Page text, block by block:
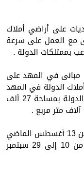
على أراضي أملاك
مع العمل على سرعة
بممتلكات الدولة .
المحلية بجهود كل من محافظة جنوب سيناء في إزالة 281 حالة مبانى في المهد على
البحيرة بإزالة 159 حالة مبانى على أملاك الدولة في المهد
على مساحة 22 ألف متر ، والبحر الأحمر بإزالة 175 حالة مبانى في المهد على أملاك الدولة بمساحة 27 ألف
جدير بالذكر أن الموجة الــ 20 قد بدأت بالمرحلة الأولى والتي جرى تنفيذها في الفترة من 13 أغسطس الماضي
واستمرت حتى 1 سبتمبر الجاري"، وتليها المرحلة الثانية والمقرر إجراؤها في المدة من 10 إلى 29 سبتمبر